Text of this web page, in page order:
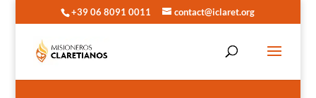
+39 06 8091 0011 contact@iclaret.org